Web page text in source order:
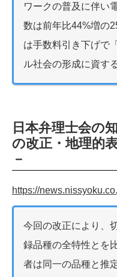
ワークの普及に伴い
数は前年比44%増の
は手数料引き下げで
ル社会の形成に資す
日本弁理士会の
の改正・地理的
－
https://
今回の改正により、
録品種の全特性とを
者は同一の品種と推